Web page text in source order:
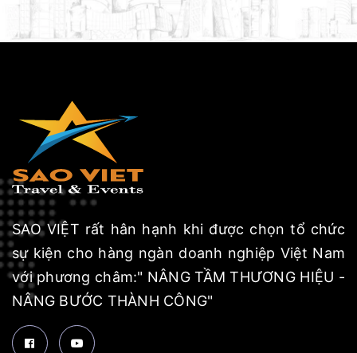
SAO VIỆT rất hân hạnh khi được chọn tổ chức
sự kiện cho hàng ngàn doanh nghiệp Việt Nam
với phương châm:" NÂNG TẦM THƯƠNG HIỆU -
NÂNG BƯỚC THÀNH CÔNG"